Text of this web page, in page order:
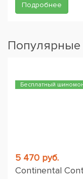
Подробнее
Популярные
Бесплатный
5 470 руб.
Continental